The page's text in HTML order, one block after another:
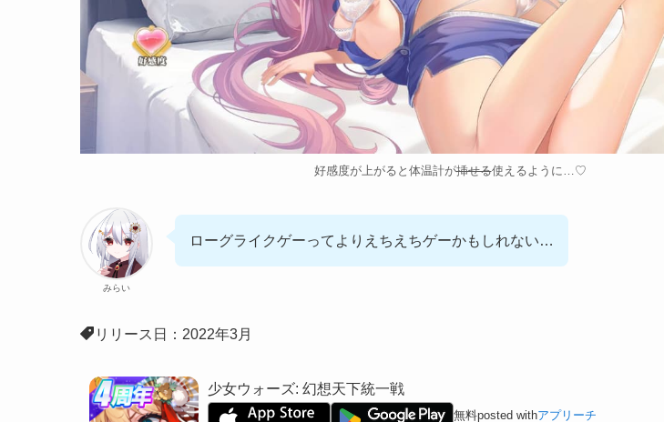
好感度が上がると体温計が挿せる使えるように…♡
みらい
ローグライクゲーってよりえちえちゲーかもしれない…
リリース日：2022年3月
少女ウォーズ: 幻想天下統一戦
無料posted withアプリーチ